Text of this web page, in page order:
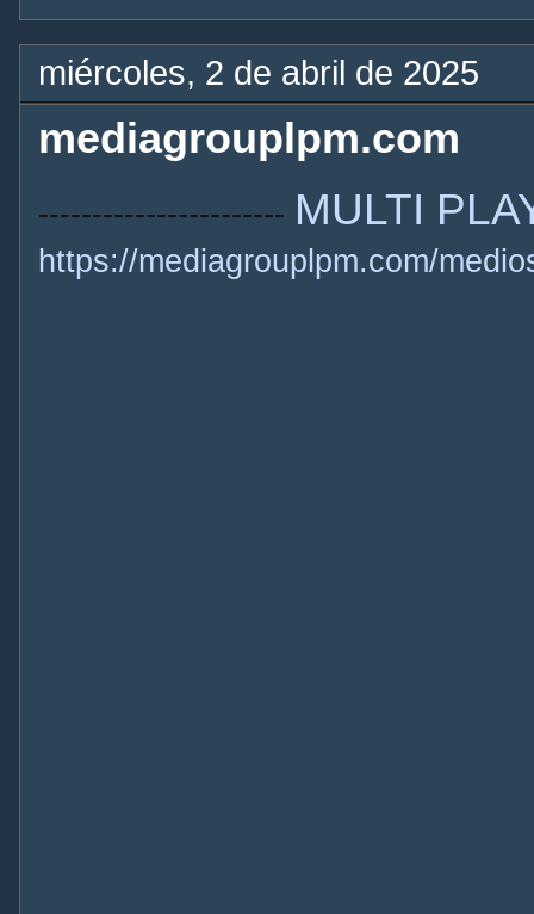
miércoles, 2 de abril de 2025
mediagrouplpm.com
----------------------- MULTI
https://mediagrouplpm.com/